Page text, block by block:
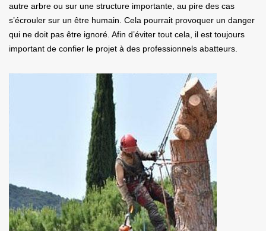
autre arbre ou sur une structure importante, au pire des cas
s’écrouler sur un être humain. Cela pourrait provoquer un danger
qui ne doit pas être ignoré. Afin d’éviter tout cela, il est toujours
important de confier le projet à des professionnels abatteurs.